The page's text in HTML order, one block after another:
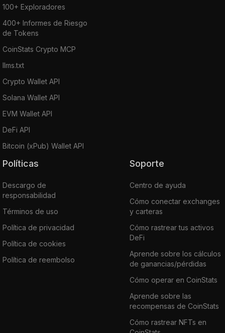
100+ Exploradores
400+ Informes de Riesgo
de Tokens
CoinStats Crypto MCP
llms.txt
Crypto Wallet API
Solana Wallet API
EVM Wallet API
DeFi API
Bitcoin (xPub) Wallet API
Políticas
Descargo de
responsabilidad
Términos de uso
Política de privacidad
Política de cookies
Política de reembolso
Soporte
Centro de ayuda
Cómo conectar exchanges
y carteras
Cómo rastrear tus activos
DeFi
Aprende sobre los cálculos
de ganancias/pérdidas
Cómo operar en CoinStats
Aprende sobre las
recompensas de CoinStats
Cómo rastrear NFTs en